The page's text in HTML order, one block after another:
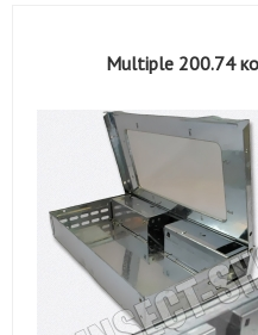
Multiple 200.74